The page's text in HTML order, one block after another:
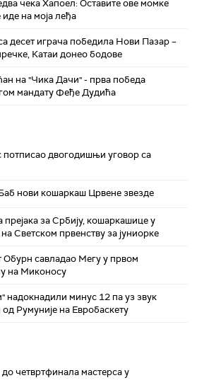
чека Хапоел: Оставите ове момке
на моја леђа
десет играча победила Нови Пазар –
Катаи донео бодове
на "Чика Дачи" - прва победа
мандату Феђе Дудића
потписао двогодишњи уговор са
нови кошаркаш Црвене звезде
прејакa за Србију, кошаркашице у
Светском првенству за јуниорке
Обурн савладао Мегу у првом
на Миконосу
надокнадили минус 12 па уз звук
Румуније на Евробаскету
четвртфинала мастерса у